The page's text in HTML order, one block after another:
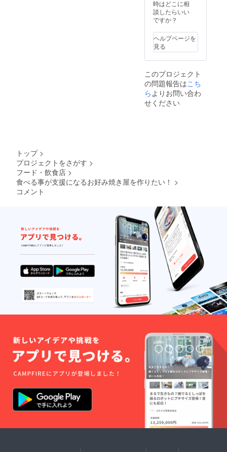
ビ、イ
カ、
チー
ギトッ
ピング
あなた
の考え
ニュー
が看板
商品に
なるか
も？！
ついて
い言葉
もあり
ますの
で、要
相談と
なりま
す
時はどこに相
談したらいい
ですか？
ヘルプページを
見る
このプロジェクト
の問題報告はこち
ら よりお問い合わ
せください
トップ >
プロジェクトをさがす >
フード・飲食店 >
食べる事が支援になるお好み焼き屋を作りたい！ >
コメント